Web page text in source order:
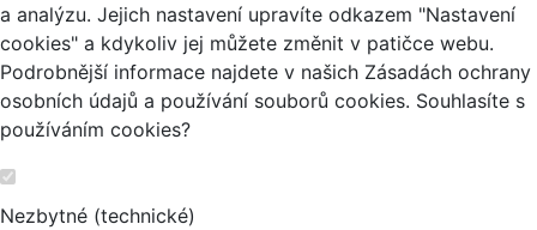
a analýzu. Jejich nastavení upravíte odkazem "Nastavení
cookies" a kdykoliv jej můžete změnit v patičce webu.
Podrobnější informace najdete v našich Zásadách ochrany
osobních údajů a používání souborů cookies. Souhlasíte s
používáním cookies?
Nezbytné (technické)